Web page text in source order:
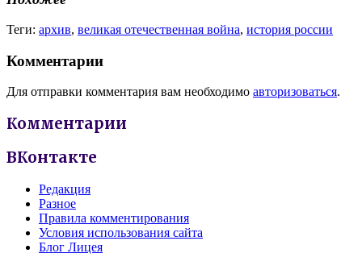
Теги: архив, великая отечественная война, история россии
Комментарии
Для отправки комментария вам необходимо авторизоваться.
Комментарии
ВКонтакте
Редакция
Разное
Правила комментирования
Условия использования сайта
Блог Лицея